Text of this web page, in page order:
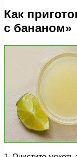
Как
с бананом»